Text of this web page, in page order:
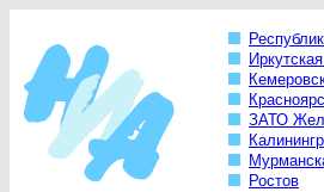
ЗАТО
Ростов